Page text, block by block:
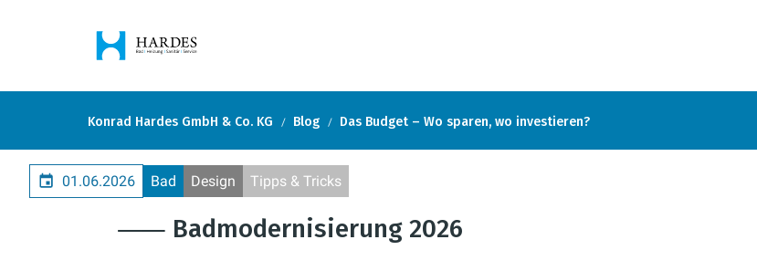
Konrad Hardes GmbH & Co. KG Blog Das Budget – Wo sparen, wo investieren?
01.06.2026 Bad Design Tipps & Tricks
⸺ Badmodernisierung 2026